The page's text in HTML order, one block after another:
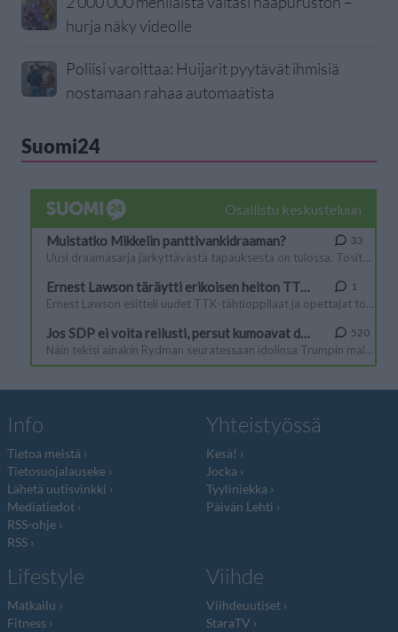
hurja näky videolle
Poliisi varoittaa: Huijarit pyytävät ihmisiä
nostamaan rahaa automaatista
Suomi24
Info
Tietoa meistä
Tietosuojalauseke
Lähetä uutisvinkki
Mediatiedot
RSS-ohje
RSS
Yhteistyössä
Kesä!
Jocka
Tyyliniekka
Päivän Lehti
Lifestyle
Matkailu
Fitness
Viihde
Viihdeuutiset
StaraTV